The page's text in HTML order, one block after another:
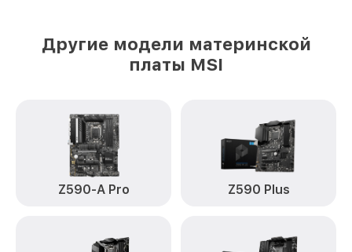
Другие модели материнской
платы MSI
Z590-A Pro Z590 Plus